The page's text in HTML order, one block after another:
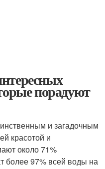
порадуют
и загадочным
красотой и
около 71%
более 97% всей воды на